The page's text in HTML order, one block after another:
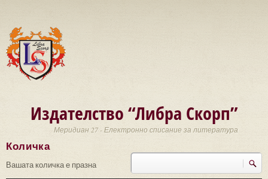
Издателство “Либра Скорп”
Меридиан 27 - Електронно списание за литература
Търси
Количка
Вашата количка е празна